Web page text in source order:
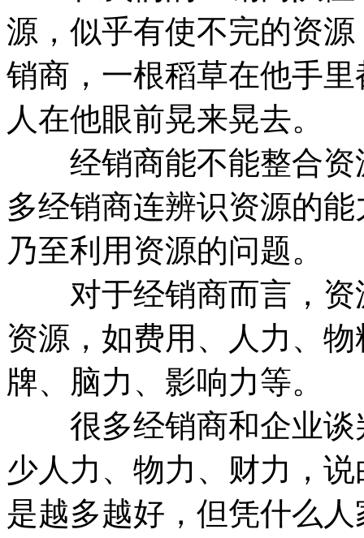
源，似乎有使不完的资
销商，一根稻草在他手
人在他眼前晃来晃去。
经销商能不能整合资
多经销商连辨识资源的
乃至利用资源的问题。
对于经销商而言，资
资源，如费用、人力、
牌、脑力、影响力等。
很多经销商和企业谈
少人力、物力、财力，
是越多越好，但凭什么